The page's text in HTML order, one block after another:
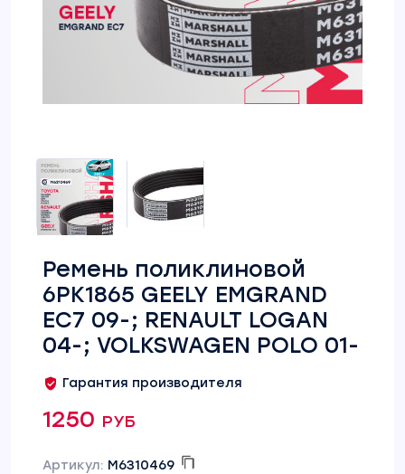
Ремень поликлиновой
6PK1865 GEELY EMGRAND
EC7 09-; RENAULT LOGAN
04-; VOLKSWAGEN POLO 01-
Гарантия производителя
1250 руб
Артикул: M6310469